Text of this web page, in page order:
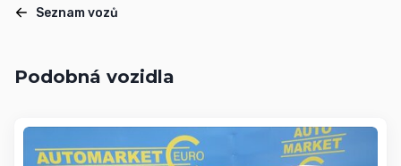
Seznam vozů
Podobná vozidla